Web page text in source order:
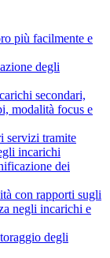
più facilmente e
degli
secondari,
modalità focus e
servizi tramite
incarichi
dei
con rapporti sugli
negli incarichi e
degli